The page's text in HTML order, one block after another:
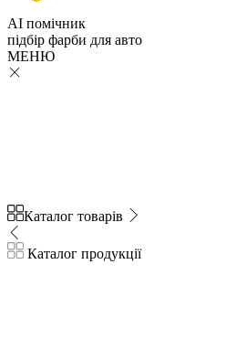
AI помічник
підбір фарби для авто
МЕНЮ
Каталог товарів
Каталог продукції